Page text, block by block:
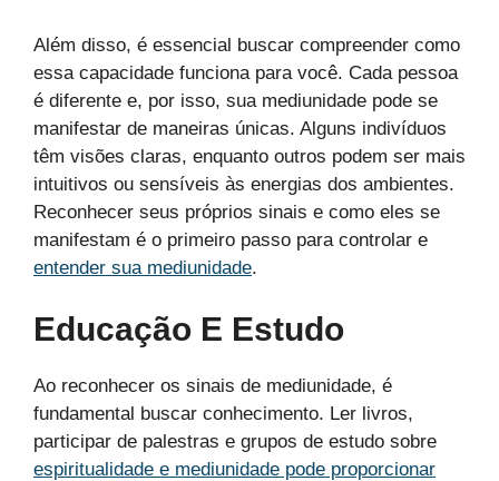
Além disso, é essencial buscar compreender como
essa capacidade funciona para você. Cada pessoa
é diferente e, por isso, sua mediunidade pode se
manifestar de maneiras únicas. Alguns indivíduos
têm visões claras, enquanto outros podem ser mais
intuitivos ou sensíveis às energias dos ambientes.
Reconhecer seus próprios sinais e como eles se
manifestam é o primeiro passo para controlar e
entender sua mediunidade.
Educação E Estudo
Ao reconhecer os sinais de mediunidade, é
fundamental buscar conhecimento. Ler livros,
participar de palestras e grupos de estudo sobre
espiritualidade e mediunidade pode proporcionar